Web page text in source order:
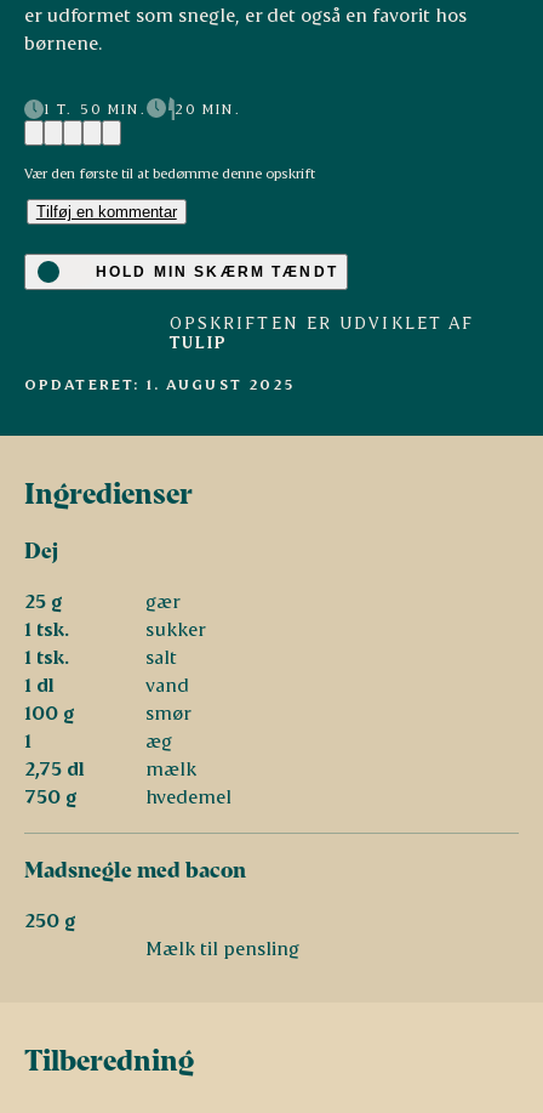
er udformet som snegle, er det også en favorit hos
børnene.
1 T. 50 MIN. 20 MIN.
Vær den første til at bedømme denne opskrift
Tilføj en kommentar
HOLD MIN SKÆRM TÆNDT
OPSKRIFTEN ER UDVIKLET AF
TULIP
OPDATERET: 1. AUGUST 2025
Ingredienser
Dej
25 g
gær
1 tsk.
sukker
1 tsk.
salt
1 dl
vand
100 g
smør
1
æg
2,75 dl
mælk
750 g
hvedemel
Madsnegle med bacon
250 g
Mælk til pensling
Tilberedning